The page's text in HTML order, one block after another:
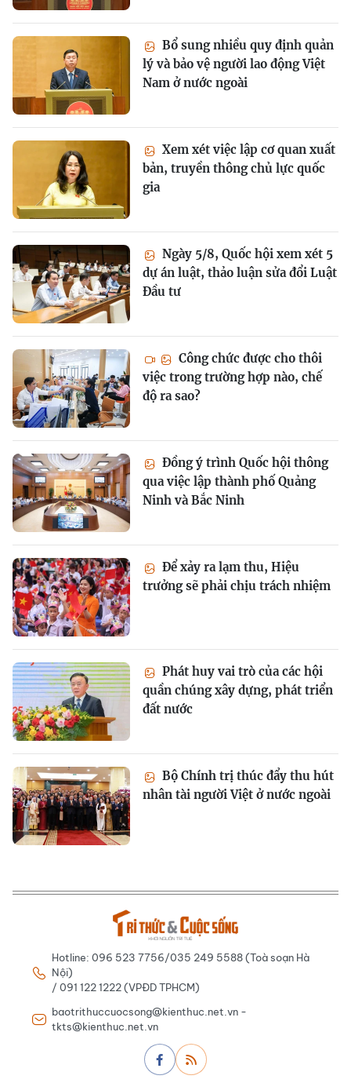
Bổ sung nhiều quy định quản
lý và bảo vệ người lao động Việt
Nam ở nước ngoài
Xem xét việc lập cơ quan xuất
bản, truyền thông chủ lực quốc
gia
Ngày 5/8, Quốc hội xem xét 5
dự án luật, thảo luận sửa đổi Luật
Đầu tư
Công chức được cho thôi
việc trong trường hợp nào, chế
độ ra sao?
Đồng ý trình Quốc hội thông
qua việc lập thành phố Quảng
Ninh và Bắc Ninh
Để xảy ra lạm thu, Hiệu
trưởng sẽ phải chịu trách nhiệm
Phát huy vai trò của các hội
quần chúng xây dựng, phát triển
đất nước
Bộ Chính trị thúc đẩy thu hút
nhân tài người Việt ở nước ngoài
Hotline: 096 523 7756/035 249 5588 (Toà soạn Hà
Nội)
/ 091 122 1222 (VPĐD TPHCM)
baotrithuccuocsong@kienthuc.net.vn -
tkts@kienthuc.net.vn